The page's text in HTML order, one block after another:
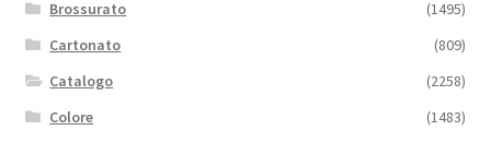
Brossurato
(1495)
Cartonato
(809)
Catalogo
(2258)
Colore
(1483)